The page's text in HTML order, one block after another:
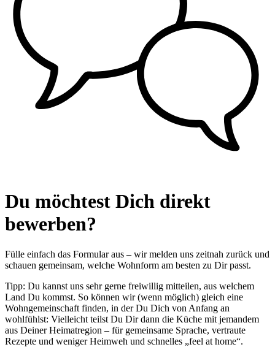
Du möchtest Dich direkt
bewerben?
Fülle einfach das Formular aus – wir melden uns zeitnah zurück und
schauen gemeinsam, welche Wohnform am besten zu Dir passt.
Tipp: Du kannst uns sehr gerne freiwillig mitteilen, aus welchem
Land Du kommst. So können wir (wenn möglich) gleich eine
Wohngemeinschaft finden, in der Du Dich von Anfang an
wohlfühlst: Vielleicht teilst Du Dir dann die Küche mit jemandem
aus Deiner Heimatregion – für gemeinsame Sprache, vertraute
Rezepte und weniger Heimweh und schnelles „feel at home“.